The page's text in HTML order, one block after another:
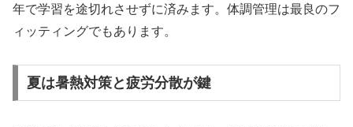
年で学習を途切れさせずに済みます。体調管理は最良のフ
ィッティングでもあります。
夏は暑熱対策と疲労分散が鍵